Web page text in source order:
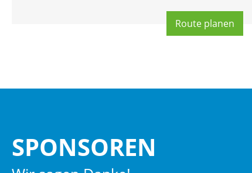
Route pla­nen
SPON­SO­REN